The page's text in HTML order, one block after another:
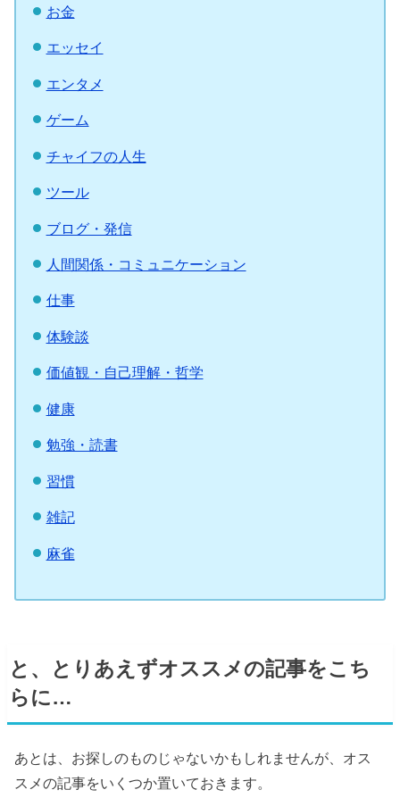
お金
エッセイ
エンタメ
ゲーム
チャイフの人生
ツール
ブログ・発信
人間関係・コミュニケーション
仕事
体験談
価値観・自己理解・哲学
健康
勉強・読書
習慣
雑記
麻雀
と、とりあえずオススメの記事をこち
らに…
あとは、お探しのものじゃないかもしれませんが、オス
スメの記事をいくつか置いておきます。